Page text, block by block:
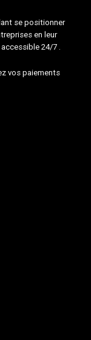
se positionner
en leur
24/7 .
vos paiements